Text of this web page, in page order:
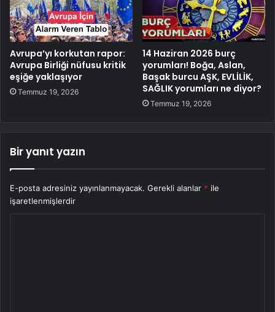
Avrupa’yı korkutan rapor:
Avrupa Birliği nüfusu kritik
eşiğe yaklaşıyor
Temmuz 19, 2026
14 Haziran 2026 burç
yorumları! Boğa, Aslan,
Başak burcu AŞK, EVLİLİK,
SAĞLIK yorumları ne diyor?
Temmuz 19, 2026
Bir yanıt yazın
E-posta adresiniz yayınlanmayacak. Gerekli alanlar * ile
işaretlenmişlerdir